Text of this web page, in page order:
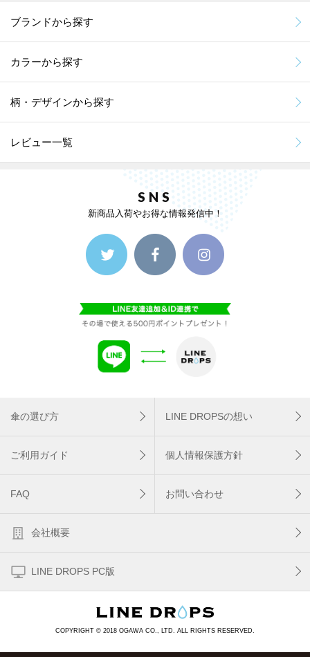
ブランドから探す
カラーから探す
柄・デザインから探す
レビュー一覧
SNS
新商品入荷やお得な情報発信中！
傘の選び方 LINE DROPSの想い
ご利用ガイド 個人情報保護方針
FAQ お問い合わせ
会社概要
LINE DROPS PC版
COPYRIGHT © 2018 OGAWA CO., LTD. ALL RIGHTS RESERVED.